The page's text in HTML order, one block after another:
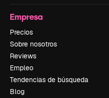
Empresa
Precios
Sobre nosotros
Reviews
Empleo
Tendencias de búsqueda
Blog